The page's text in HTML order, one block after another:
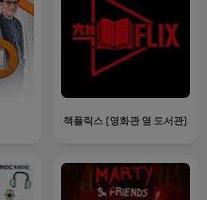
책플릭스 [영화관 옆 도서관]